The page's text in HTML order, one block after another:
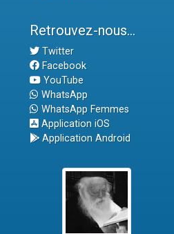
Retrouvez-nous...
Twitter
Facebook
YouTube
WhatsApp
WhatsApp Femmes
Application iOS
Application Android